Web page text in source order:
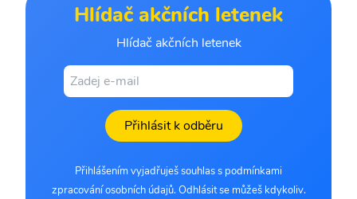
Hlídač akčních letenek
Hlídač akčních letenek
Přihlásit k odběru
Přihlášením vyjadřuješ souhlas s podmínkami
zpracování osobních údajů. Odhlásit se můžeš kdykoliv.